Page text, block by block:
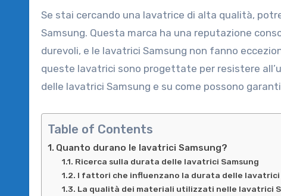
Se stai cercando una lavatrice di alta qualità, potresti essere interessato a scoprire quanto durano le lavatrici
Samsung. Questa marca ha una reputazione
durevoli, e le lavatrici Samsung non fanno
queste lavatrici sono progettate per resistere
delle lavatrici Samsung e su come possono
Table of Contents
Quanto durano le lavatrici Samsung?
Ricerca sulla durata delle lavatrici Samsung
I fattori che influenzano la durata delle lavatrici
La qualità dei materiali utilizzati nelle lavatrici